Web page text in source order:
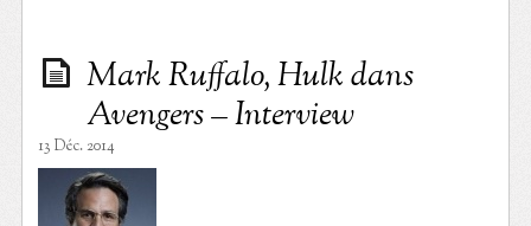
Mark Ruffalo, Hulk dans
Avengers – Interview
13 Déc. 2014